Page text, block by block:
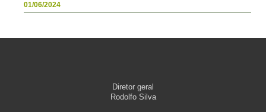
01/06/2024
Diretor geral
Rodolfo Silva